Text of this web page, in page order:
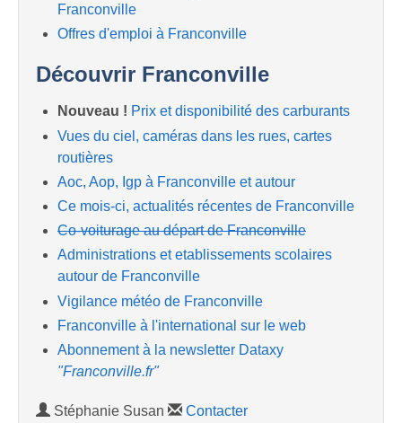
Franconville
Offres d'emploi à Franconville
Découvrir Franconville
Nouveau ! Prix et disponibilité des carburants
Vues du ciel, caméras dans les rues, cartes
routières
Aoc, Aop, Igp à Franconville et autour
Ce mois-ci, actualités récentes de Franconville
Co-voiturage au départ de Franconville
Administrations et etablissements scolaires
autour de Franconville
Vigilance météo de Franconville
Franconville à l'international sur le web
Abonnement à la newsletter Dataxy
"Franconville.fr"
Stéphanie Susan
Contacter